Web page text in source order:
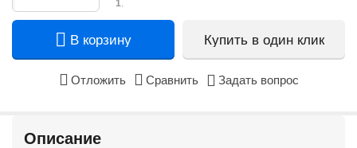
1.
В корзину Купить в один клик
Отложить Сравнить Задать вопрос
Описание